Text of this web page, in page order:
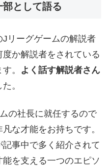
として語る
リーグゲームの解説者
か解説者をされている
。 よく話す解説者さん
。
の社長に就任するので
な才能をお持ちです。
事中で多く紹介されて
を支える一つのエピソ